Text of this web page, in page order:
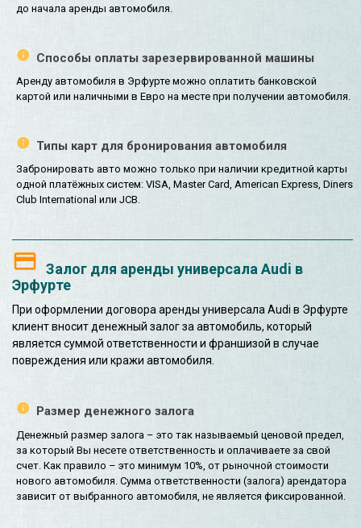
до начала аренды автомобиля.
Способы оплаты зарезервированной машины
Аренду автомобиля в Эрфурте можно оплатить банковской
картой или наличными в Евро на месте при получении автомобиля.
Типы карт для бронирования автомобиля
Забронировать авто можно только при наличии кредитной карты
одной платёжных систем: VISA, Master Card, American Express, Diners
Club International или JCB.
Залог для аренды универсала Audi в
Эрфурте
При оформлении договора аренды универсала Audi в Эрфурте
клиент вносит денежный залог за автомобиль, который
является суммой ответственности и франшизой в случае
повреждения или кражи автомобиля.
Размер денежного залога
Денежный размер залога – это так называемый ценовой предел,
за который Вы несете ответственность и оплачиваете за свой
счет. Как правило – это минимум 10%, от рыночной стоимости
нового автомобиля. Сумма ответственности (залога) арендатора
зависит от выбранного автомобиля, не является фиксированной.